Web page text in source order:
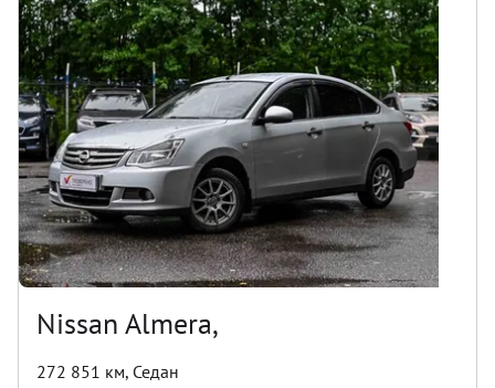
Nissan Almera,
272 851 км, Седан